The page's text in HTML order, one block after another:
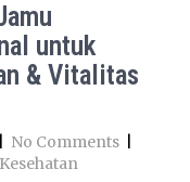
untuk
& Vitalitas
No Comments